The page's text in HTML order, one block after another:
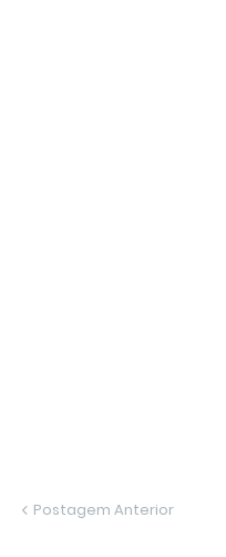
Postagem Anterior